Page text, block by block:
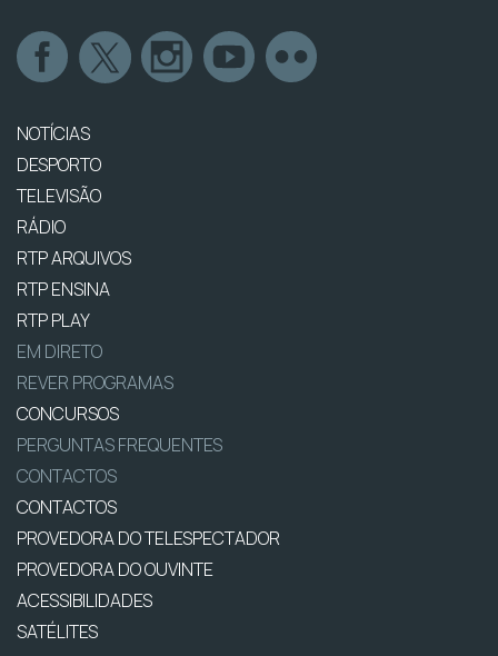
NOTÍCIAS
DESPORTO
TELEVISÃO
RÁDIO
RTP ARQUIVOS
RTP ENSINA
RTP PLAY
EM DIRETO
REVER PROGRAMAS
CONCURSOS
PERGUNTAS FREQUENTES
CONTACTOS
CONTACTOS
PROVEDORA DO TELESPECTADOR
PROVEDORA DO OUVINTE
ACESSIBILIDADES
SATÉLITES